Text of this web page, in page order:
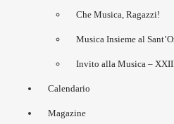
Che Musica, Ragazzi!
Musica Insieme al
Invito alla Musica –
Calendario
Magazine